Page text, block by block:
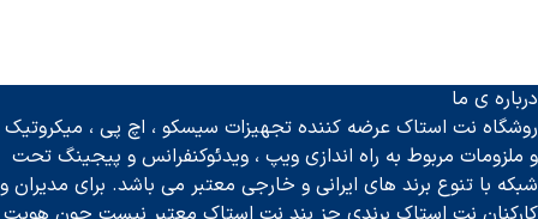
آیا می‌ خواهید شبکه‌ ای قدرتمند سریع و مطمئن داشته باشید؟ تصور
در مجموعه نت استاکبهترین و حرفه‌ ای‌ ترین سوئیچ‌های سیسکو را
⭐️نت استاک همراه همیشگی شما در مسیر موفقیت شبکه‌های حرفه‌
خرید سوئیچ سیسکو اصل با عملکرد عالی و قیمت مناسب
درباره ی ما
روشگاه نت استاک عرضه کننده تجهیزات سیسکو ، اچ پی ، میکروتیک
و ملزومات مربوط به راه اندازی ویپ ، ویدئوکنفرانس و پیجینگ تحت
شبکه با تنوع برند های ایرانی و خارجی معتبر می باشد. برای مدیران و